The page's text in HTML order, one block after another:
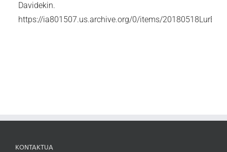
Davidekin.
https://ia801507.us.archive.org/0/items/
KONTAKTUA